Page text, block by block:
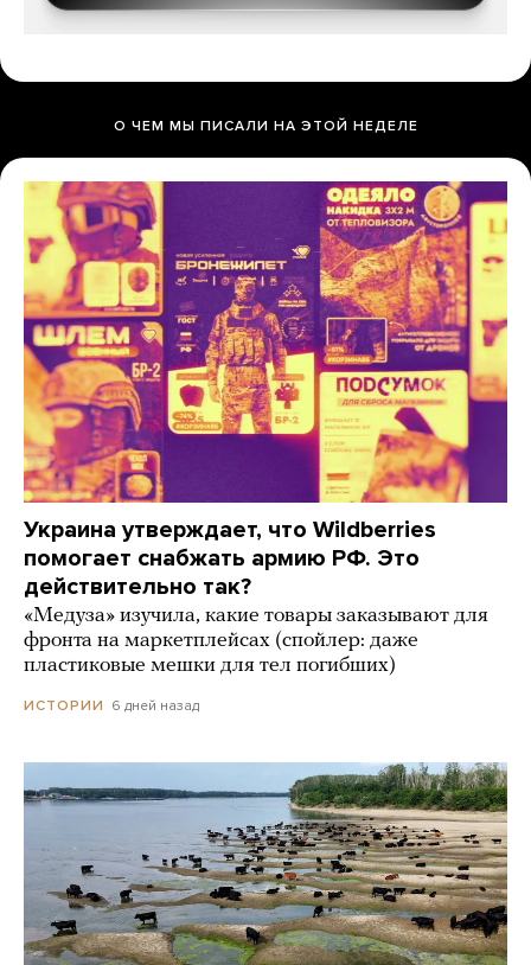
О ЧЕМ МЫ ПИСАЛИ НА ЭТОЙ НЕДЕЛЕ
Украина утверждает, что Wildberries
помогает снабжать армию РФ. Это
действительно так?
«Медуза» изучила, какие товары заказывают для
фронта на маркетплейсах (спойлер: даже
пластиковые мешки для тел погибших)
ИСТОРИИ 6 дней назад